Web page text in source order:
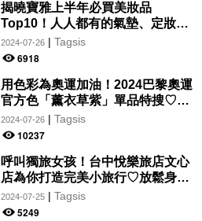
揭曉寶雅上半年必買美妝品
Top10！人人都有的氣墊、定妝噴
霧、保養品～幫你找到最值得入手
的好物♡
2024-07-26| Tagsis
6918
用色彩為奧運加油！2024巴黎奧運
官方色「薰衣草紫」單品特搜♡讓
你從頭到腳、隨時充滿奧運氛圍～
2024-07-26| Tagsis
10237
呼叫獨旅女孩！台中悅樂旅店文心
店為你打造完美小旅行♡放鬆身心
的絕美住宿！交通便利、設計時
尚，拍美照so easy～
2024-07-25| Tagsis
5249